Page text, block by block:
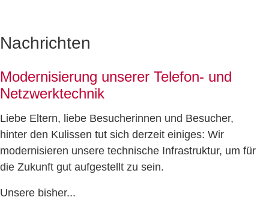
Nachrichten
Modernisierung unserer Telefon- und
Netzwerktechnik
Liebe Eltern, liebe Besucherinnen und Besucher,
hinter den Kulissen tut sich derzeit einiges: Wir
modernisieren unsere technische Infrastruktur, um für
die Zukunft gut aufgestellt zu sein.
Unsere bisher...